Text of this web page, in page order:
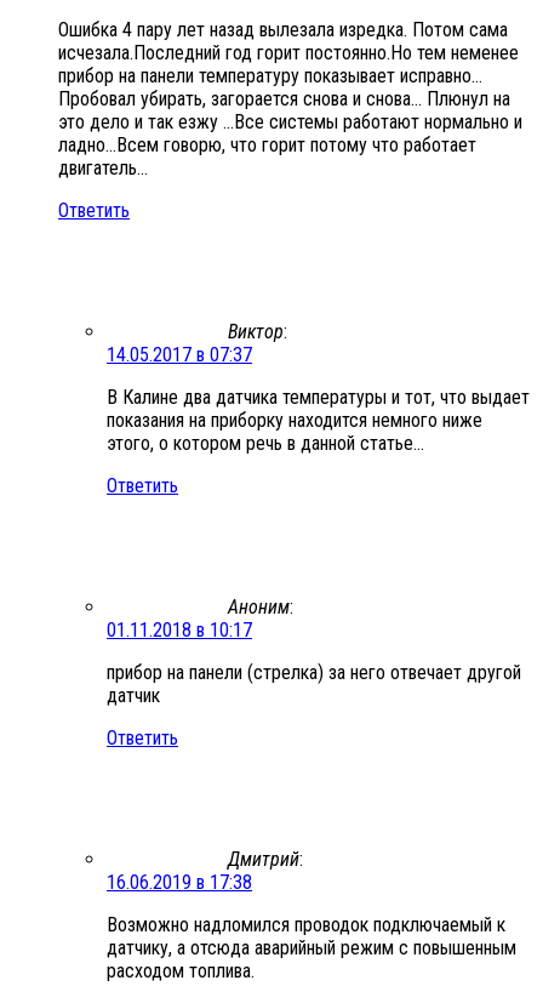
Ошибка 4 пару лет назад вылезала изредка. Потом сама
исчезала.Последний год горит постоянно.Но тем неменее
прибор на панели температуру показывает исправно…
Пробовал убирать, загорается снова и снова… Плюнул на
это дело и так езжу …Все системы работают нормально и
ладно…Всем говорю, что горит потому что работает
двигатель…
Ответить
Виктор:
14.05.2017 в 07:37
В Калине два датчика температуры и тот, что выдает
показания на приборку находится немного ниже
этого, о котором речь в данной статье…
Ответить
Аноним:
01.11.2018 в 10:17
прибор на панели (стрелка) за него отвечает другой
датчик
Ответить
Дмитрий:
16.06.2019 в 17:38
Возможно надломился проводок подключаемый к
датчику, а отсюда аварийный режим с повышенным
расходом топлива.